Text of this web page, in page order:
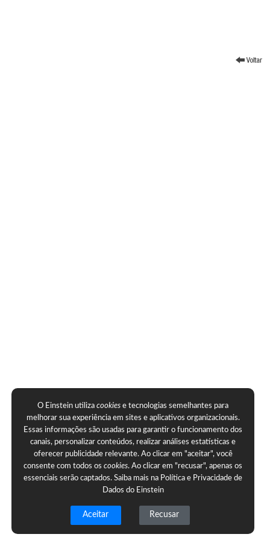
O Einstein utilizacookies e tecnologias semelhantes para
melhorar sua experiência em sites e aplicativos organizacionais.
Essas informações são usadas para garantir o funcionamento dos
canais, personalizar conteúdos, realizar análises estatísticas e
oferecer publicidade relevante. Ao clicar em "aceitar", você
consente com todos oscookies. Ao clicar em "recusar", apenas os
essenciais serão captados. Saiba mais na Política e Privacidade de
Dados do Einstein
Aceitar Recusar